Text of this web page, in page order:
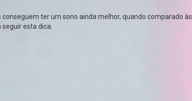
ter um sono ainda melhor, quando comparado às
esta dica.